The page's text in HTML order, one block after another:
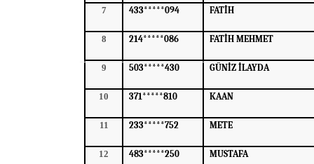
7 433*****094 FATİH
8 214*****086 FATİH MEHMET
9 503*****430 GÜNİZ İLAYDA
10 371*****810 KAAN
11 233*****752 METE
12 483*****250 MUSTAFA